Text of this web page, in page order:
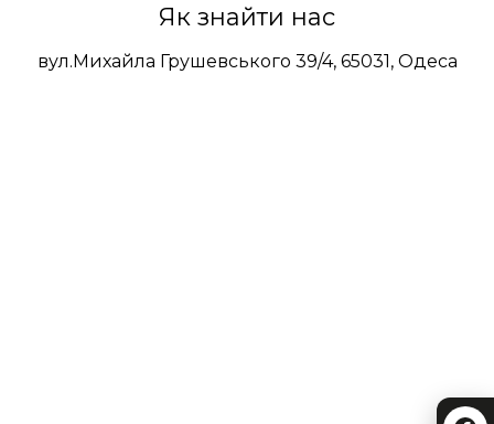
Як знайти нас
вул.Михайла Грушевського 39/4, 65031, Одеса